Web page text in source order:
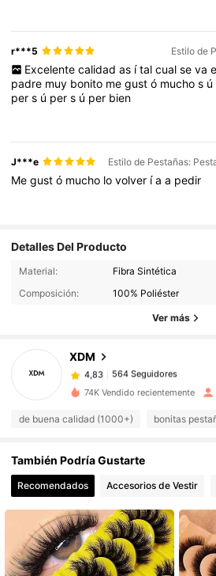
r***5 Estilo de
Excelente calidad as ítal cual se va
padre muy bonito megustó muchos ú
pers ú pers ú per bien
J***e
Megustó mucho lovolver íaa pedir
Detalles Del Producto
Material:
Fibra Sintética
Composición:
100% Poliéster
Ver más
XDM
564 Seguidores
564 Seguidores
4,83 564 Seguidores
4,83 564 Seguidores
4,83
4,83 564 Seguidores
4,83 564 Seguidores
74K Vendido recientemente
de buena calidad (1000+) bonitas
También Podría Gustarte
Recomendados Accesorios de Vestir